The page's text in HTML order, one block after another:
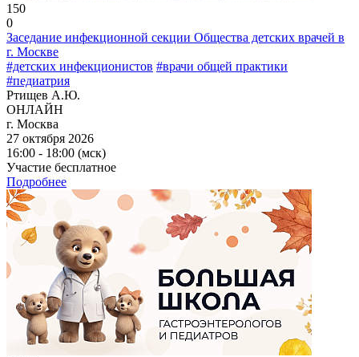
150
0
Заседание инфекционной секции Общества детских врачей в
г. Москве
#детских инфекционистов #врачи общей практики
#педиатрия
Ртищев А.Ю.
ОНЛАЙН
г. Москва
27 октября 2026
16:00 - 18:00 (мск)
Участие бесплатное
Подробнее